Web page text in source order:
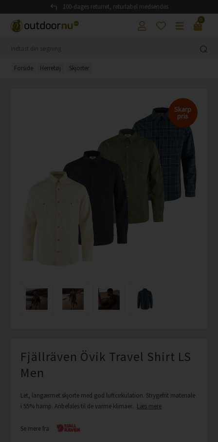
100-dages returret, returlabel medsendes
0
Forside Herretøj Skjorter
Skarp
pris
Fjällräven Övik Travel Shirt LS
Men
Let, langærmet skjorte med god luftcirkulation. Strygefrit materiale
i 55% hamp. Anbefales til de varme klimaer. Læs mere
Se mere fra